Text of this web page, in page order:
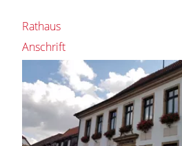
Rathaus
Anschrift